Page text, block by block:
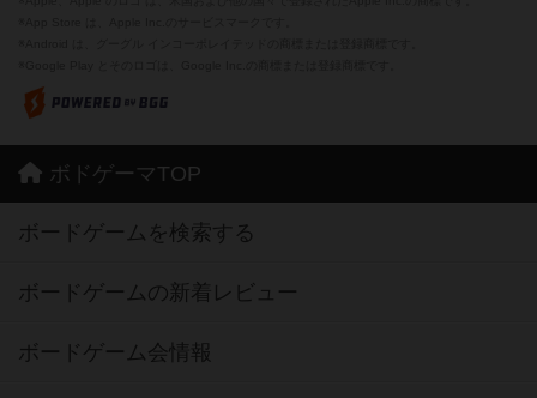
ボドゲーマTOP
ボードゲームを検索する
ボードゲームの新着レビュー
ボードゲーム会情報